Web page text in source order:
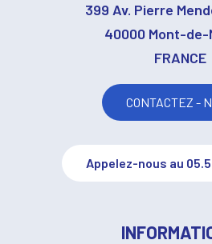
399 Av. Pierre
40000 Mont-de-
FRANCE
CONTACTEZ -
Appelez-nous au